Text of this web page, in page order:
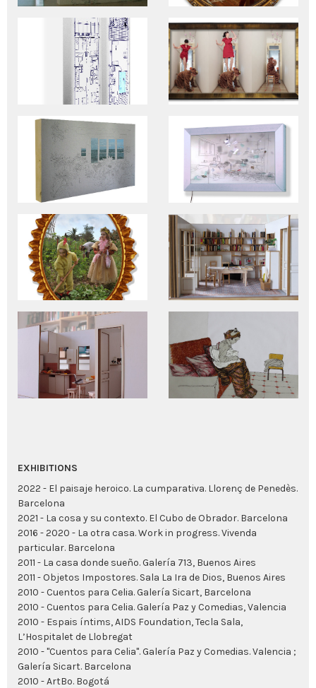
EXHIBITIONS
2022 - El paisaje heroico. La cumparativa. Llorenç de Penedès.
Barcelona
2021 - La cosa y su contexto. El Cubo de Obrador. Barcelona
2016 - 2020 - La otra casa. Work in progress. Vivenda
particular. Barcelona
2011 - La casa donde sueño. Galería 713, Buenos Aires
2011 - Objetos Impostores. Sala La Ira de Dios, Buenos Aires
2010 - Cuentos para Celia. Galería Sicart, Barcelona
2010 - Cuentos para Celia. Galería Paz y Comedias, Valencia
2010 - Espais íntims, AIDS Foundation, Tecla Sala,
L’Hospitalet de Llobregat
2010 - "Cuentos para Celia". Galería Paz y Comedias. Valencia ;
Galería Sicart. Barcelona
2010 - ArtBo. Bogotá